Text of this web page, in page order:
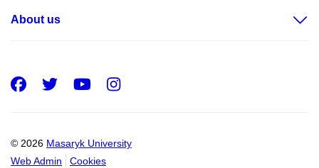
About us
© 2026 Masaryk University
Web Admin
Cookies
Facebook
Twitter
Youtube
Instagram